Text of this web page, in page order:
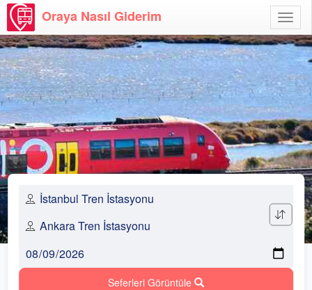
Aç
Oraya Nasıl Giderim
Seferleri Görüntüle